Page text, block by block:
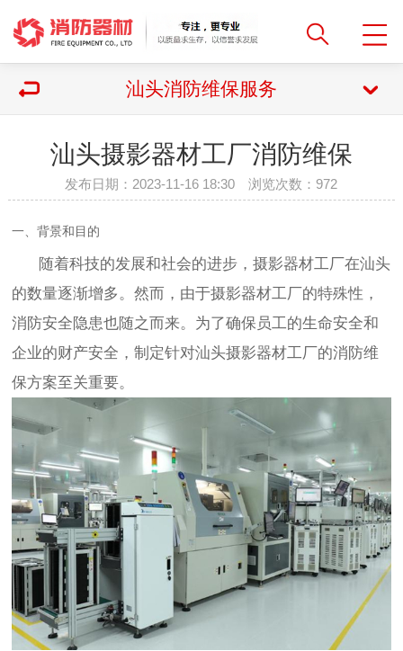
汕头消防维保服务
汕头摄影器材工厂消防维保
发布日期：2023-11-16 18:30 浏览次数： 972
一、背景和目的
随着科技的发展和社会的进步，摄影器材工厂在汕头
的数量逐渐增多。然而，由于摄影器材工厂的特殊性，
消防安全隐患也随之而来。为了确保员工的生命安全和
企业的财产安全，制定针对汕头摄影器材工厂的消防维
保方案至关重要。